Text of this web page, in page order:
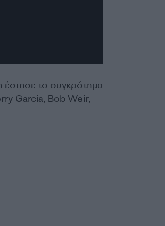
έστησε το συγκρότημα
Garcia, Bob Weir,